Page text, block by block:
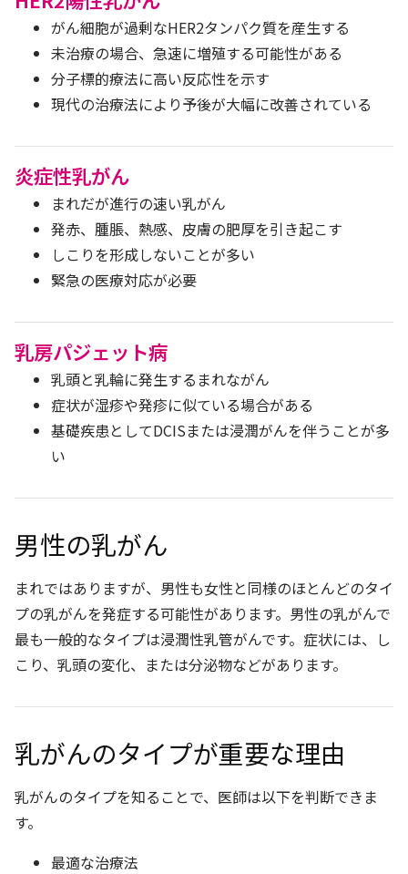
がん細胞が過剰なHER2タンパク質を産生する
未治療の場合、急速に増殖する可能性がある
分子標的療法に高い反応性を示す
現代の治療法により予後が大幅に改善されている
炎症性乳がん
まれだが進行の速い乳がん
発赤、腫脹、熱感、皮膚の肥厚を引き起こす
しこりを形成しないことが多い
緊急の医療対応が必要
乳房パジェット病
乳頭と乳輪に発生するまれながん
症状が湿疹や発疹に似ている場合がある
基礎疾患としてDCISまたは浸潤がんを伴うことが多
い
男性の乳がん
まれではありますが、男性も女性と同様のほとんどのタイ
プの乳がんを発症する可能性があります。男性の乳がんで
最も一般的なタイプは浸潤性乳管がんです。症状には、し
こり、乳頭の変化、または分泌物などがあります。
乳がんのタイプが重要な理由
乳がんのタイプを知ることで、医師は以下を判断できま
す。
最適な治療法